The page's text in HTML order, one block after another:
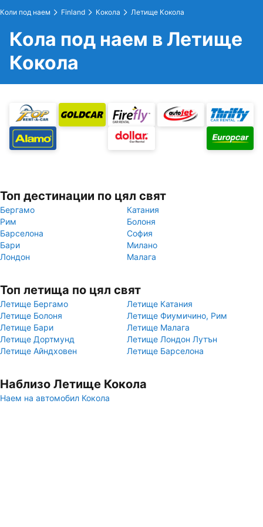
Коли под наем Finland Кокола Летище Кокола
Кола под наем в Летище
Кокола
Топ дестинации по цял свят
Бергамо
Катания
Рим
Болоня
Барселона
София
Бари
Милано
Лондон
Малага
Топ летища по цял свят
Летище Бергамо
Летище Катания
Летище Болоня
Летище Фиумичино, Рим
Летище Бари
Летище Малага
Летище Дортмунд
Летище Лондон Лутън
Летище Айндховен
Летище Барселона
Наблизо Летище Кокола
Наем на автомобил Кокола